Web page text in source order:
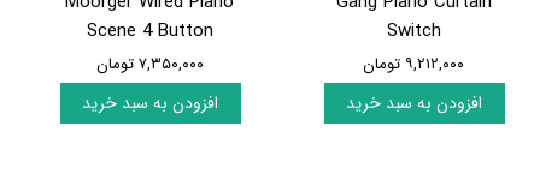
Switch
۹,۲۱۲,۰۰۰ تومان
افزودن به سبد خرید
Scene 4 Button
۷,۳۵۰,۰۰۰ تومان
افزودن به سبد خرید